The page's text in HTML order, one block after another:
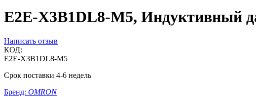
E2E-X3B1DL8-M5, Индуктивный
Написать отзыв
КОД:
E2E-X3B1DL8-M5
Срок поставки 4-6 недель
Бренд: OMRON